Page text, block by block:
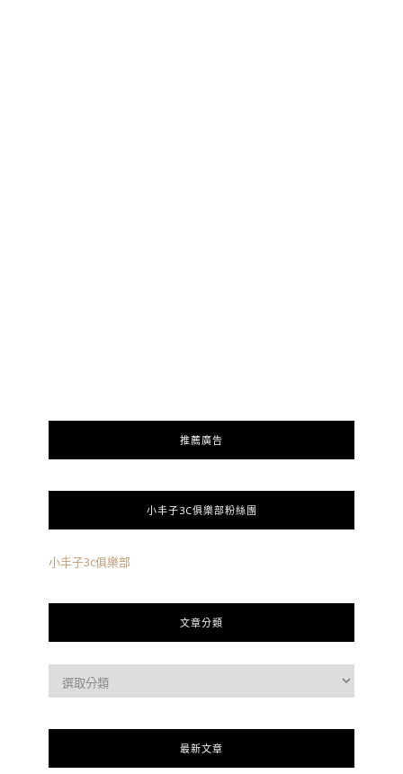
推薦廣告
小丰子3C俱樂部粉絲團
小丰子3c俱樂部
文章分類
最新文章